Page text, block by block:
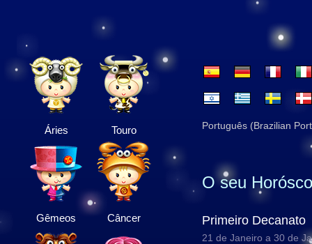
Áries Touro
Gêmeos Câncer
Português (Brazilian
O seu
Primeiro Decanato
21 de Janeiro a 30 de